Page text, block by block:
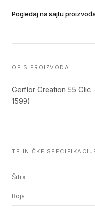
Pogledaj na sajtu
OPIS PROIZVODA
Gerflor Creation 55 Clic
1599)
TEHNIČKE
Šifra
Boja